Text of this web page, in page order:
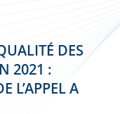
DES
2021 :
L’APPEL A